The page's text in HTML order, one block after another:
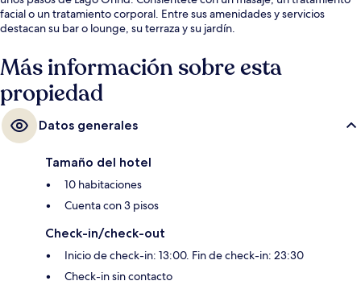
facial o un tratamiento corporal. Entre sus amenidades y servicios
destacan su bar o lounge, su terraza y su jardín.
Más información sobre esta
propiedad
Datos generales
Tamaño del hotel
10 habitaciones
Cuenta con 3 pisos
Check-in/check-out
Inicio de check-in: 13:00. Fin de check-in: 23:30
Check-in sin contacto